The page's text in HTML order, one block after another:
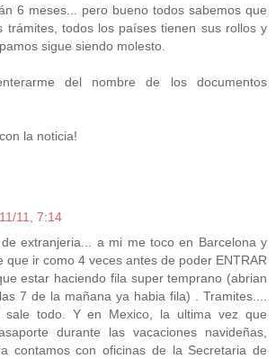
6 meses... pero bueno todos sabemos que
trámites, todos los países tienen sus rollos y
sigue siendo molesto.
del nombre de los documentos
la noticia!
11, 7:14
extranjeria... a mi me toco en Barcelona y
que ir como 4 veces antes de poder ENTRAR
estar haciendo fila super temprano (abrian
7 de la mañana ya habia fila) . Tramites....
sale todo. Y en Mexico, la ultima vez que
durante las vacaciones navideñas,
contamos con oficinas de la Secretaria de